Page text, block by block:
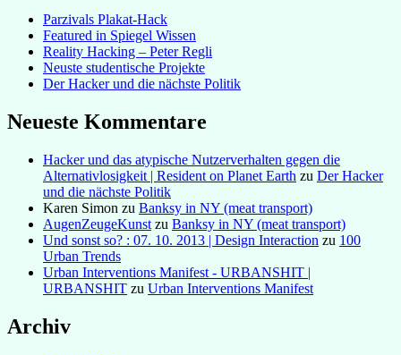
Parzivals Plakat-Hack
Featured in Spiegel Wissen
Reality Hacking – Peter Regli
Neuste studentische Projekte
Der Hacker und die nächste Politik
Neueste Kommentare
Hacker und das atypische Nutzerverhalten gegen die
Alternativlosigkeit | Resident on Planet Earth zu Der Hacker
und die nächste Politik
Karen Simon zu Banksy in NY (meat transport)
AugenZeugeKunst zu Banksy in NY (meat transport)
Und sonst so? : 07. 10. 2013 | Design Interaction zu 100
Urban Trends
Urban Interventions Manifest - URBANSHIT |
URBANSHIT zu Urban Interventions Manifest
Archiv